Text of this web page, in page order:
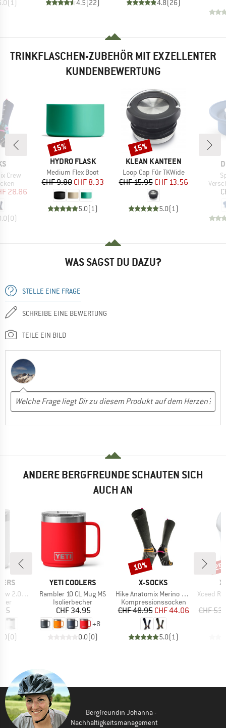
1 4.5 22 4.8 26)
TRINKFLASCHEN-ZUBEHÖR MIT EXZELLENTER
KUNDENBEWERTUNG
Crew
Preis
28.86
(0)
MARKE
HYDRO FLASK
Artikel
Medium Flex Boot
Preis
CHF 9.80reduzierter Preis
CHF 8.33
5.0(1)
Rabatt
15%
MARKE
KLEAN KANTEEN
Artikel
Loop Cap Für TKWide
Preis
CHF 15.95reduzierter Preis
CHF 13.56
5.0(1)
Rabatt
15%
WAS SAGST DU DAZU?
STELLE EINE FRAGE
SCHREIBE EINE BEWERTUNG
TEILE EIN BILD
ANDERE BERGFREUNDE SCHAUTEN SICH
AUCH AN
2.0 MS
(0)
MARKE
YETI COOLERS
Artikel
Rambler 10 CL Mug MS
Produktgruppe
Isolierbecher
Preis
CHF 34.95
+8
0.0(0)
MARKE
X-SOCKS
Artikel
Hike Anatomix Merino OTC
Produktgruppe
Kompressionssocken
Preis
CHF 48.95reduzierter Preis
CHF 44.06
5.0(1)
Rabatt
10%
Artikel
Xceed
CHF
Bergfreundin Johanna -
Nachhaltigkeitsmanagement